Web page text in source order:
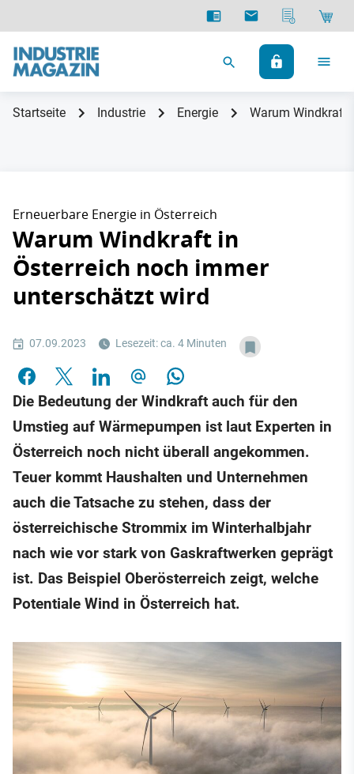
Startseite Industrie Energie Warum Windkraft
Erneuerbare Energie in Österreich
Warum Windkraft in
Österreich noch immer
unterschätzt wird
07.09.2023 Lesezeit: ca. 4 Minuten
Die Bedeutung der Windkraft auch für den
Umstieg auf Wärmepumpen ist laut Experten in
Österreich noch nicht überall angekommen.
Teuer kommt Haushalten und Unternehmen
auch die Tatsache zu stehen, dass der
österreichische Strommix im Winterhalbjahr
nach wie vor stark von Gaskraftwerken geprägt
ist. Das Beispiel Oberösterreich zeigt, welche
Potentiale Wind in Österreich hat.